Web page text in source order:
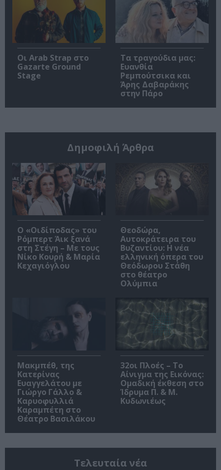
Οι Arab Strap στο
Gazarte Ground
Stage
Τα τραγούδια μας:
Ευανθία
Ρεμπούτσικα και
Άρης Δαβαράκης
στην Πάρο
Δημοφιλή Άρθρα
O «Οιδίποδας» του
Ρόμπερτ Άικ ξανά
στη Στέγη – Με τους
Νίκο Κουρή & Μαρία
Κεχαγιόγλου
Θεοδώρα,
Αυτοκράτειρα του
Βυζαντίου: Η νέα
ελληνική όπερα του
Θεόδωρου Στάθη
στο θέατρο
Ολύμπια
Μακμπέθ, της
Κατερίνας
Ευαγγελάτου με
Γιώργο Γάλλο &
Καρυοφυλλιά
Καραμπέτη στο
Θέατρο Βασιλάκου
32οι Πλοές – Το
Αίνιγμα της Εικόνας:
Ομαδική έκθεση στο
Ίδρυμα Π. & Μ.
Κυδωνιέως
Τελευταία νέα